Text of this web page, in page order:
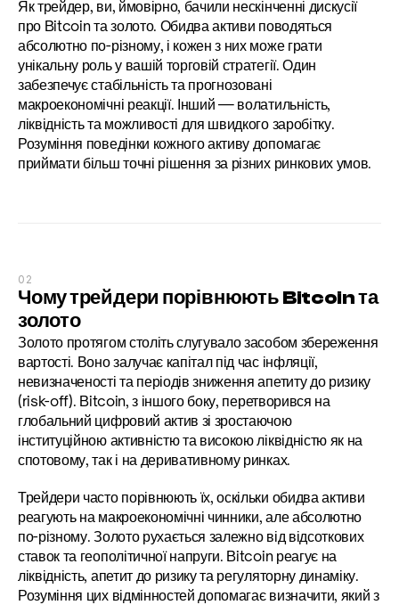
Як трейдер, ви, ймовірно, бачили нескінченні дискусії
про Bitcoin та золото. Обидва активи поводяться
абсолютно по-різному, і кожен з них може грати
унікальну роль у вашій торговій стратегії. Один
забезпечує стабільність та прогнозовані
макроекономічні реакції. Інший — волатильність,
ліквідність та можливості для швидкого заробітку.
Розуміння поведінки кожного активу допомагає
приймати більш точні рішення за різних ринкових умов.
02
Чому трейдери порівнюють Bitcoin та
золото
Золото протягом століть слугувало засобом збереження
вартості. Воно залучає капітал під час інфляції,
невизначеності та періодів зниження апетиту до ризику
(risk-off). Bitcoin, з іншого боку, перетворився на
глобальний цифровий актив зі зростаючою
інституційною активністю та високою ліквідністю як на
спотовому, так і на деривативному ринках.
Трейдери часто порівнюють їх, оскільки обидва активи
реагують на макроекономічні чинники, але абсолютно
по-різному. Золото рухається залежно від відсоткових
ставок та геополітичної напруги. Bitcoin реагує на
ліквідність, апетит до ризику та регуляторну динаміку.
Розуміння цих відмінностей допомагає визначити, який з